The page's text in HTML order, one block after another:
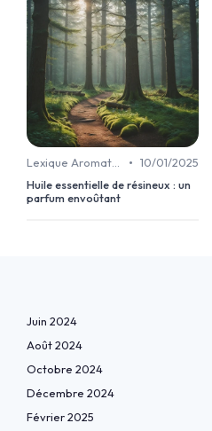
Lexique Aromathérapie • 10/01/2025
Huile essentielle de résineux : un
parfum envoûtant
Juin 2024
Août 2024
Octobre 2024
Décembre 2024
Février 2025